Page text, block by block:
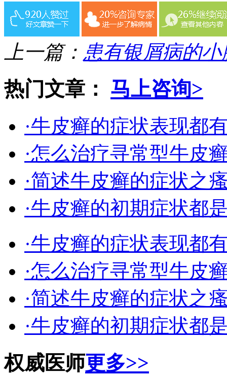
上一篇： 患有银屑病的
热门文章： 马上咨询>
·牛皮癣的症状表现都
·怎么治疗寻常型牛皮
·简述牛皮癣的症状之
·牛皮癣的初期症状都
·牛皮癣的症状表现都
·怎么治疗寻常型牛皮
·简述牛皮癣的症状之
·牛皮癣的初期症状都
权威医师更多>>